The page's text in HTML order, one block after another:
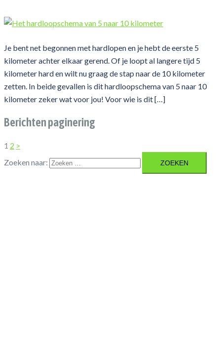
Je bent net begonnen met hardlopen en je hebt de eerste 5
kilometer achter elkaar gerend. Of je loopt al langere tijd 5
kilometer hard en wilt nu graag de stap naar de 10 kilometer
zetten. In beide gevallen is dit hardloopschema van 5 naar 10
kilometer zeker wat voor jou! Voor wie is dit […]
Berichten paginering
1 2 >
Zoeken naar: